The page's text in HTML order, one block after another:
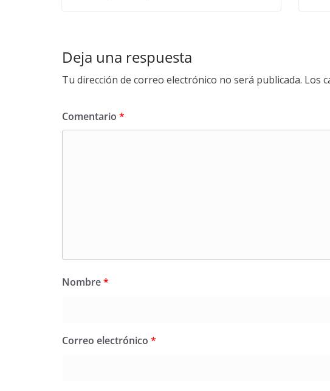
Deja una respuesta
Tu dirección de correo electrónico no será publicada. Los
Comentario *
Nombre*
Correo electrónico *